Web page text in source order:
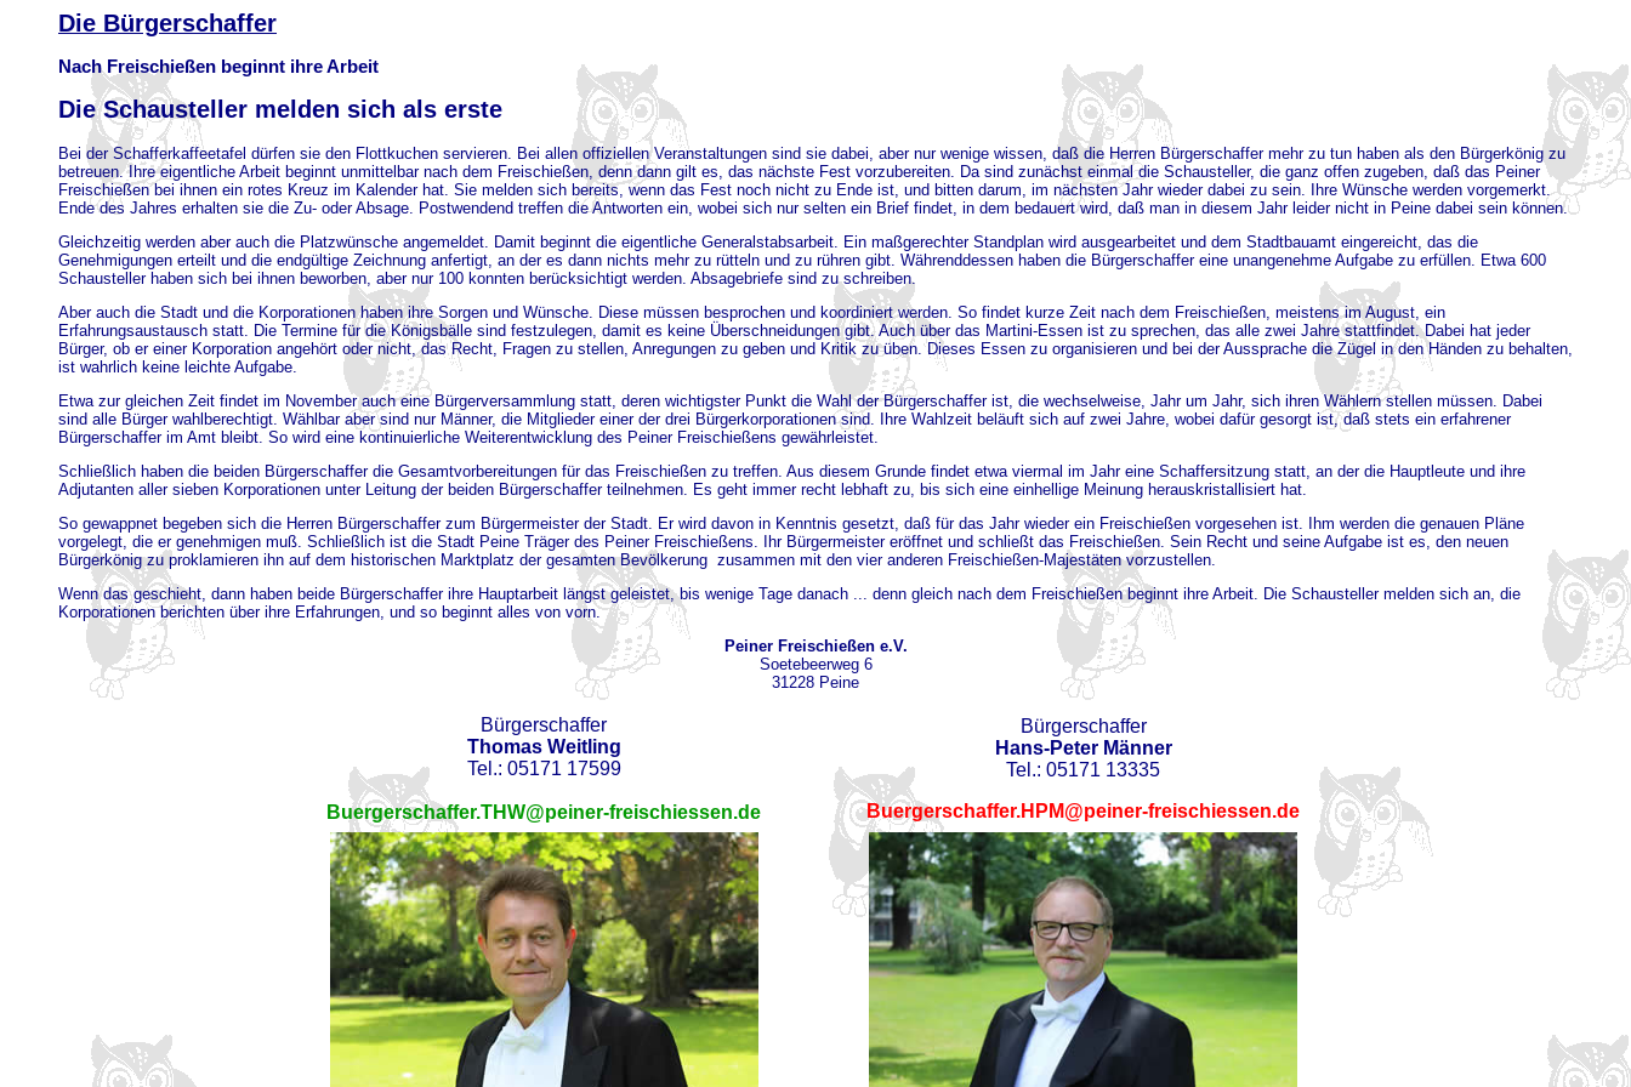
Die Bürgerschaffer
Nach Freischießen beginnt ihre Arbeit
Die Schausteller melden sich als erste
Bei der Schafferkaffeetafel dürfen sie den Flottkuchen servieren. Bei allen offiziellen Veranstaltungen sind sie dabei, aber nur wenige wissen, daß die Herren Bürgerschaffer mehr zu tun haben als den Bürgerkönig zu
betreuen. Ihre eigentliche Arbeit beginnt unmittelbar nach dem Freischießen, denn dann gilt es, das nächste Fest vorzubereiten. Da sind zunächst einmal die Schausteller, die ganz offen zugeben, daß das Peiner
Freischießen bei ihnen ein rotes Kreuz im Kalender hat. Sie melden sich bereits, wenn das Fest noch nicht zu Ende ist, und bitten darum, im nächsten Jahr wieder dabei zu sein. Ihre Wünsche werden vorgemerkt.
Ende des Jahres erhalten sie die Zu- oder Absage. Postwendend treffen die Antworten ein, wobei sich nur selten ein Brief findet, in dem bedauert wird, daß man in diesem Jahr leider nicht in Peine dabei sein können.
Gleichzeitig werden aber auch die Platzwünsche angemeldet. Damit beginnt die eigentliche Generalstabsarbeit. Ein maßgerechter Standplan wird ausgearbeitet und dem Stadtbauamt eingereicht, das die
Genehmigungen erteilt und die endgültige Zeichnung anfertigt, an der es dann nichts mehr zu rütteln und zu rühren gibt. Währenddessen haben die Bürgerschaffer eine unangenehme Aufgabe zu erfüllen. Etwa 600
Schausteller haben sich bei ihnen beworben, aber nur 100 konnten berücksichtigt werden. Absagebriefe sind zu schreiben.
Aber auch die Stadt und die Korporationen haben ihre Sorgen und Wünsche. Diese müssen besprochen und koordiniert werden. So findet kurze Zeit nach dem Freischießen, meistens im August, ein
Erfahrungsaustausch statt. Die Termine für die Königsbälle sind festzulegen, damit es keine Überschneidungen gibt. Auch über das Martini-Essen ist zu sprechen, das alle zwei Jahre stattfindet. Dabei hat jeder
Bürger, ob er einer Korporation angehört oder nicht, das Recht, Fragen zu stellen, Anregungen zu geben und Kritik zu üben. Dieses Essen zu organisieren und bei der Aussprache die Zügel in den Händen zu behalten,
ist wahrlich keine leichte Aufgabe.
Etwa zur gleichen Zeit findet im November auch eine Bürgerversammlung statt, deren wichtigster Punkt die Wahl der Bürgerschaffer ist, die wechselweise, Jahr um Jahr, sich ihren Wählern stellen müssen. Dabei
sind alle Bürger wahlberechtigt. Wählbar aber sind nur Männer, die Mitglieder einer der drei Bürgerkorporationen sind. Ihre Wahlzeit beläuft sich auf zwei Jahre, wobei dafür gesorgt ist, daß stets ein erfahrener
Bürgerschaffer im Amt bleibt. So wird eine kontinuierliche Weiterentwicklung des Peiner Freischießens gewährleistet.
Schließlich haben die beiden Bürgerschaffer die Gesamtvorbereitungen für das Freischießen zu treffen. Aus diesem Grunde findet etwa viermal im Jahr eine Schaffersitzung statt, an der die Hauptleute und ihre
Adjutanten aller sieben Korporationen unter Leitung der beiden Bürgerschaffer teilnehmen. Es geht immer recht lebhaft zu, bis sich eine einhellige Meinung herauskristallisiert hat.
So gewappnet begeben sich die Herren Bürgerschaffer zum Bürgermeister der Stadt. Er wird davon in Kenntnis gesetzt, daß für das Jahr wieder ein Freischießen vorgesehen ist. Ihm werden die genauen Pläne
vorgelegt, die er genehmigen muß. Schließlich ist die Stadt Peine Träger des Peiner Freischießens. Ihr Bürgermeister eröffnet und schließt das Freischießen. Sein Recht und seine Aufgabe ist es, den neuen
Bürgerkönig zu proklamieren ihn auf dem historischen Marktplatz der gesamten Bevölkerung zusammen mit den vier anderen Freischießen-Majestäten vorzustellen.
Wenn das geschieht, dann haben beide Bürgerschaffer ihre Hauptarbeit längst geleistet, bis wenige Tage danach ... denn gleich nach dem Freischießen beginnt ihre Arbeit. Die Schausteller melden sich an, die
Korporationen berichten über ihre Erfahrungen, und so beginnt alles von vorn.
Peiner Freischießen e.V.
Soetebeerweg 6
31228 Peine
Bürgerschaffer
Thomas Weitling
Tel.: 05171 17599
Buergerschaffer.THW@peiner-freischiessen.de
Bürgerschaffer
Hans-Peter Männer
Tel.: 05171 13335
Buergerschaffer.HPM@peiner-freischiessen.de